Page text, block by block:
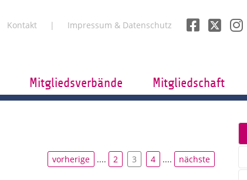
Kontakt Impressum & Datenschutz
Mitgliedsverbände Mitgliedschaft
vorherige .... 2 3 4 .... nächste